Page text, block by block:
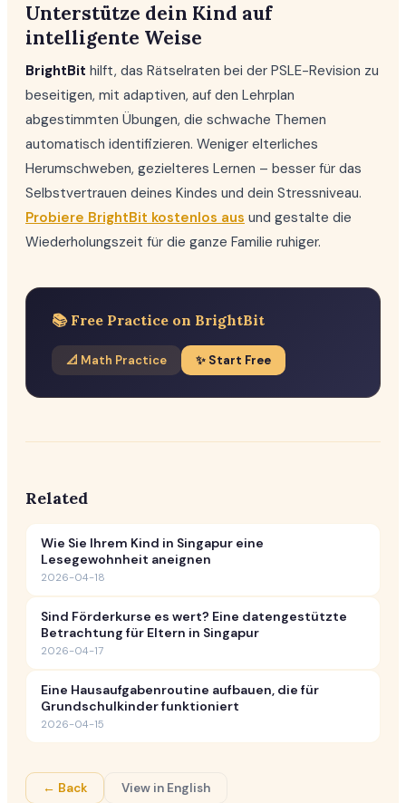
Unterstütze dein Kind auf
intelligente Weise
BrightBit hilft, das Rätselraten bei der PSLE-Revision zu
beseitigen, mit adaptiven, auf den Lehrplan
abgestimmten Übungen, die schwache Themen
automatisch identifizieren. Weniger elterliches
Herumschweben, gezielteres Lernen – besser für das
Selbstvertrauen deines Kindes und dein Stressniveau.
Probiere BrightBit kostenlos aus und gestalte die
Wiederholungszeit für die ganze Familie ruhiger.
📚 Free Practice on BrightBit
📐 Math Practice ✨ Start Free
Related
Wie Sie Ihrem Kind in Singapur eine
Lesegewohnheit aneignen
2026-04-18
Sind Förderkurse es wert? Eine datengestützte
Betrachtung für Eltern in Singapur
2026-04-17
Eine Hausaufgabenroutine aufbauen, die für
Grundschulkinder funktioniert
2026-04-15
← Back View in English